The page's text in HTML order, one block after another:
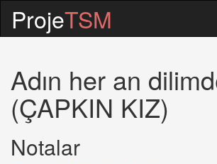
ProjeTSM
Adın her an
(ÇAPKIN KIZ)
Notalar